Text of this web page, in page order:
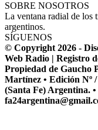
SOBRE NOSOTROS
La ventana radial de los
argentinos.
SÍGUENOS
© Copyright 2026 -
Web Radio | Registro
Propiedad de Gaucho
Martínez • Edición Nº
(Santa Fe) Argentina.